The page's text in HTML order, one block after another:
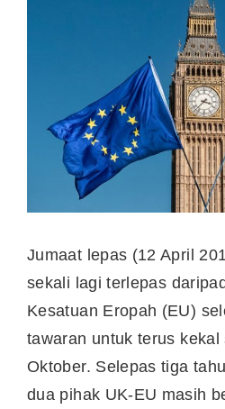
Jumaat lepas (12 April
sekali lagi terlepas
Kesatuan Eropah (EU)
tawaran untuk terus kekal
Oktober. Selepas tiga
dua pihak UK-EU masih